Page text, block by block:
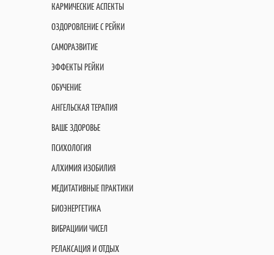
КАРМИЧЕСКИЕ АСПЕКТЫ
ОЗДОРОВЛЕНИЕ С РЕЙКИ
САМОРАЗВИТИЕ
ЭФФЕКТЫ РЕЙКИ
ОБУЧЕНИЕ
АНГЕЛЬСКАЯ ТЕРАПИЯ
ВАШЕ ЗДОРОВЬЕ
ПСИХОЛОГИЯ
АЛХИМИЯ ИЗОБИЛИЯ
МЕДИТАТИВНЫЕ ПРАКТИКИ
БИОЭНЕРГЕТИКА
ВИБРАЦИИИ ЧИСЕЛ
РЕЛАКСАЦИЯ И ОТДЫХ